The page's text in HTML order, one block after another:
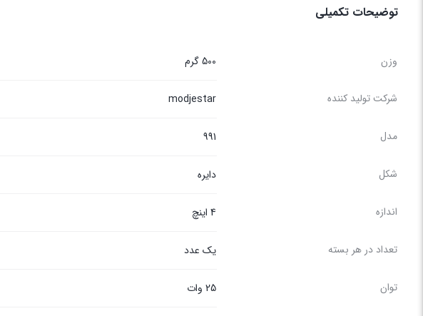
توضیحات تکمیلی
وزن 500 گرم
شرکت تولید کننده modjestar
مدل 991
شکل دایره
اندازه 4 اینچ
تعداد در هر بسته یک عدد
توان 25 وات